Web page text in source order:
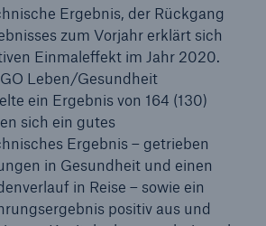
Ergebnis, der Rückgang
zum Vorjahr erklärt sich
Einmaleffekt im Jahr 2020.
Leben/Gesundheit
ein Ergebnis von 164 (130)
sich ein gutes
Ergebnis – getrieben
in Gesundheit und einen
in Reise – sowie ein
positiv aus und